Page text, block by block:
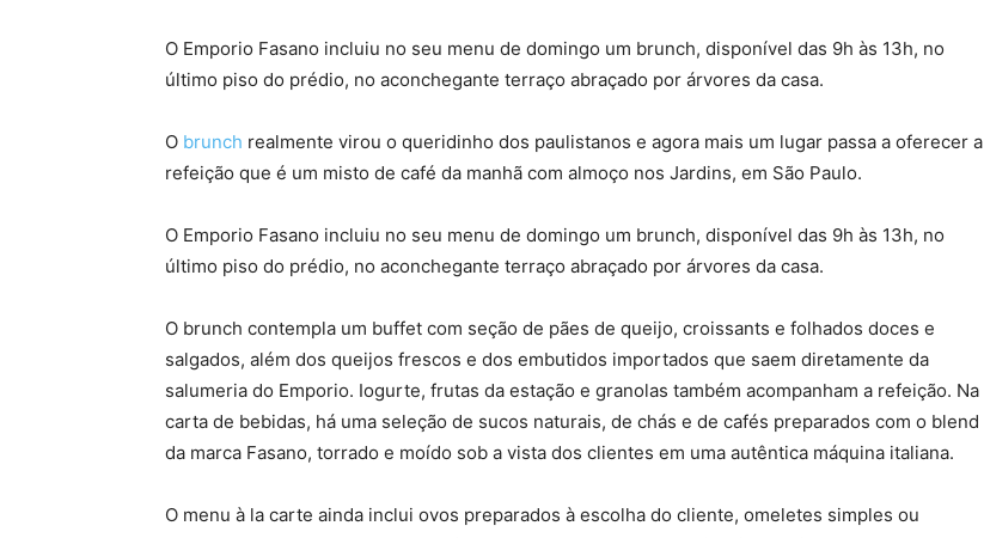
O Emporio Fasano incluiu no seu menu de domingo um brunch, disponível das 9h às 13h, no
último piso do prédio, no aconchegante terraço abraçado por árvores da casa.
O brunch realmente virou o queridinho dos paulistanos e agora mais um lugar passa a oferecer a
refeição que é um misto de café da manhã com almoço nos Jardins, em São Paulo.
O Emporio Fasano incluiu no seu menu de domingo um brunch, disponível das 9h às 13h, no
último piso do prédio, no aconchegante terraço abraçado por árvores da casa.
O brunch contempla um buffet com seção de pães de queijo, croissants e folhados doces e
salgados, além dos queijos frescos e dos embutidos importados que saem diretamente da
salumeria do Emporio. Iogurte, frutas da estação e granolas também acompanham a refeição. Na
carta de bebidas, há uma seleção de sucos naturais, de chás e de cafés preparados com o blend
da marca Fasano, torrado e moído sob a vista dos clientes em uma autêntica máquina italiana.
O menu à la carte ainda inclui ovos preparados à escolha do cliente, omeletes simples ou